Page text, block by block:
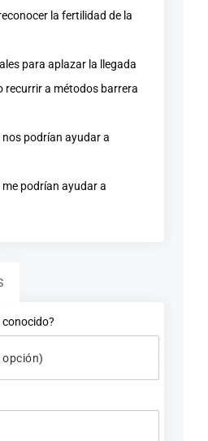
la fertilidad de la
para aplazar la llegada
recurrir a métodos barrera
podrían ayudar a
podrían ayudar a